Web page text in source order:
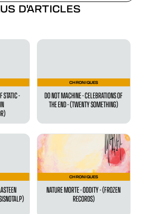
D'ARTICLES
STATIC -
CHRONIQUES
DO NOT MACHINE - CELEBRATIONS OF
THE END - (TWENTY SOMETHING)
CHRONIQUES
NATURE MORTE - ODDITY - (FROZEN
RECORDS)